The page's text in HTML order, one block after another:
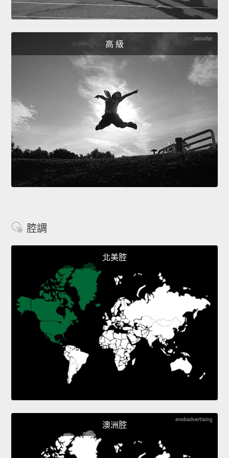
高 級
腔調
北美腔
澳洲腔